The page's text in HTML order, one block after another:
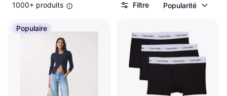
1000+ produits Filtre Popularité
Populaire